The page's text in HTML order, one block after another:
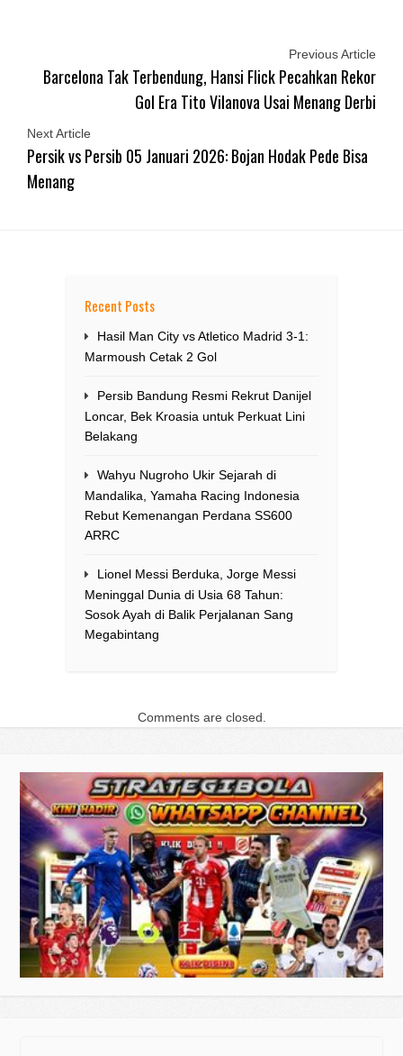
Previous Article
Barcelona Tak Terbendung, Hansi Flick Pecahkan Rekor
Gol Era Tito Vilanova Usai Menang Derbi
Next Article
Persik vs Persib 05 Januari 2026: Bojan Hodak Pede Bisa
Menang
Recent Posts
Hasil Man City vs Atletico Madrid 3-1:
Marmoush Cetak 2 Gol
Persib Bandung Resmi Rekrut Danijel
Loncar, Bek Kroasia untuk Perkuat Lini
Belakang
Wahyu Nugroho Ukir Sejarah di
Mandalika, Yamaha Racing Indonesia
Rebut Kemenangan Perdana SS600
ARRC
Lionel Messi Berduka, Jorge Messi
Meninggal Dunia di Usia 68 Tahun:
Sosok Ayah di Balik Perjalanan Sang
Megabintang
Comments are closed.